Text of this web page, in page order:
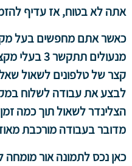
אתה לא בטוח, אז עדיף
כאשר אתם מחפשים בעל
מנעולים
קצר של טלפונים לשאול
לבצע את עבודה לשלוח
הצלינדר לשאול תוך כמה
מדובר בעבודה מורכבת
כאן נכס לתמונה אור מומחה